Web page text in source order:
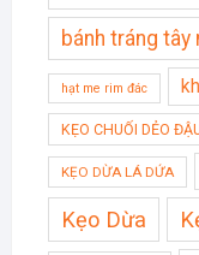
bánh tráng
hạt me rim đác
KẸO CHUỐI DẺO
KẸO DỪA LÁ DỨA
Kẹo Dừa